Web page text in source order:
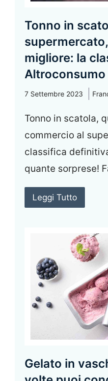
Tonno in
migliore: la
Altroconsumo
7 Settembre 2023
Tonno in scatola,
commercio al
classifica
quante sorprese!
Leggi Tutto
Gelato in